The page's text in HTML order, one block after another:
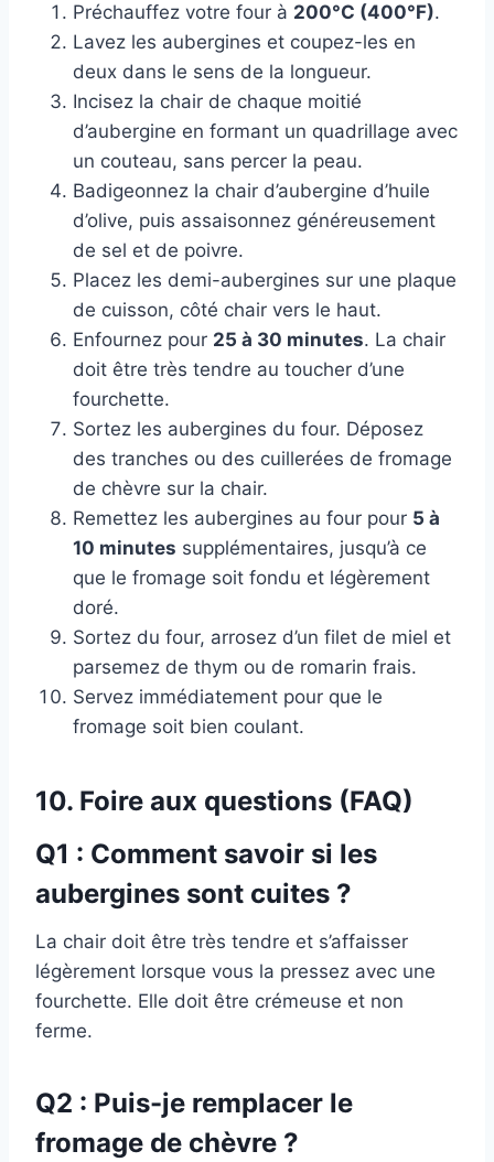
Préchauffez votre four à 200°C (400°F).
Lavez les aubergines et coupez-les en
deux dans le sens de la longueur.
Incisez la chair de chaque moitié
d’aubergine en formant un quadrillage avec
un couteau, sans percer la peau.
Badigeonnez la chair d’aubergine d’huile
d’olive, puis assaisonnez généreusement
de sel et de poivre.
Placez les demi-aubergines sur une plaque
de cuisson, côté chair vers le haut.
Enfournez pour 25 à 30 minutes. La chair
doit être très tendre au toucher d’une
fourchette.
Sortez les aubergines du four. Déposez
des tranches ou des cuillerées de fromage
de chèvre sur la chair.
Remettez les aubergines au four pour 5 à
10 minutes supplémentaires, jusqu’à ce
que le fromage soit fondu et légèrement
doré.
Sortez du four, arrosez d’un filet de miel et
parsemez de thym ou de romarin frais.
Servez immédiatement pour que le
fromage soit bien coulant.
10. Foire aux questions (FAQ)
Q1 : Comment savoir si les
aubergines sont cuites ?
La chair doit être très tendre et s’affaisser
légèrement lorsque vous la pressez avec une
fourchette. Elle doit être crémeuse et non
ferme.
Q2 : Puis-je remplacer le
fromage de chèvre ?